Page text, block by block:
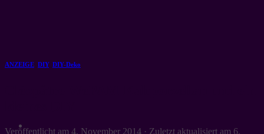
ANZEIGE DIY, DIY-Deko
Veröffentlicht am 4. November 2014 · Zuletzt aktualisiert am 6.